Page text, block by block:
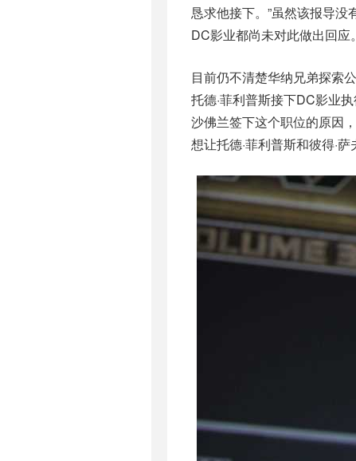
恳求他接下。”虽然该报导没
DC影业都尚未对此做出回应。
目前仍不清楚华纳兄弟探索
托德·菲利普斯接下DC影业
沙佛兰签下这个职位的原因
想让托德·菲利普斯和彼得·